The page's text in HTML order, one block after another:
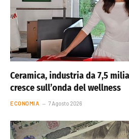
Ceramica, industria da 7,5
cresce sull’onda del wellness
ECONOMIA 7 Agosto 2026